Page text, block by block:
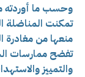
وحسب ما أوردته
تمكنت المناضلة
منعها من مغادرة
تفضح ممارسات
والتمييز